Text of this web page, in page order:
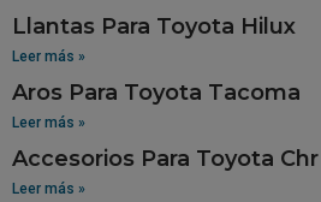
Llantas Para Toyota Hilux
Leer más »
Aros Para Toyota Tacoma
Leer más »
Accesorios Para Toyota Chr
Leer más »